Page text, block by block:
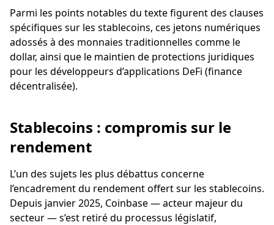
Parmi les points notables du texte figurent des clauses
spécifiques sur les stablecoins, ces jetons numériques
adossés à des monnaies traditionnelles comme le
dollar, ainsi que le maintien de protections juridiques
pour les développeurs d’applications DeFi (finance
décentralisée).
Stablecoins : compromis sur le
rendement
L’un des sujets les plus débattus concerne
l’encadrement du rendement offert sur les stablecoins.
Depuis janvier 2025, Coinbase — acteur majeur du
secteur — s’est retiré du processus législatif,